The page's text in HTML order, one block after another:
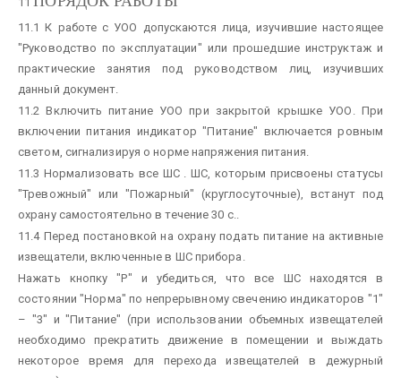
11.1 К работе с УОО допускаются лица, изучившие настоящее
"Руководство по эксплуатации" или прошедшие инструктаж и
практические занятия под руководством лиц, изучивших
данный документ.
11.2 Включить питание УОО при закрытой крышке УОО. При
включении питания индикатор "Питание" включается ровным
светом, сигнализируя о норме напряжения питания.
11.3 Нормализовать все ШС . ШС, которым присвоены статусы
"Тревожный" или "Пожарный" (круглосуточные), встанут под
охрану самостоятельно в течение 30 с..
11.4 Перед постановкой на охрану подать питание на активные
извещатели, включенные в ШС прибора.
Нажать кнопку "Р" и убедиться, что все ШС находятся в
состоянии "Норма" по непрерывному свечению индикаторов "1"
– "3" и "Питание" (при использовании объемных извещателей
необходимо прекратить движение в помещении и выждать
некоторое время для перехода извещателей в дежурный